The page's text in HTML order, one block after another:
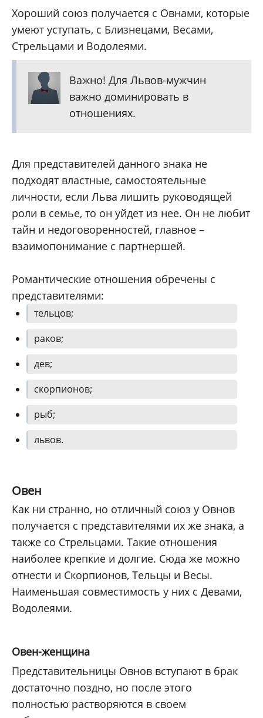
Хороший союз получается с Овнами, которые
умеют уступать, с Близнецами, Весами,
Стрельцами и Водолеями.
Важно! Для Львов-мужчин
важно доминировать в
отношениях.
Для представителей данного знака не
подходят властные, самостоятельные
личности, если Льва лишить руководящей
роли в семье, то он уйдет из нее. Он не любит
тайн и недоговоренностей, главное –
взаимопонимание с партнершей.
Романтические отношения обречены с
представителями:
тельцов;
раков;
дев;
скорпионов;
рыб;
львов.
Овен
Как ни странно, но отличный союз у Овнов
получается с представителями их же знака, а
также со Стрельцами. Такие отношения
наиболее крепкие и долгие. Сюда же можно
отнести и Скорпионов, Тельцы и Весы.
Наименьшая совместимость у них с Девами,
Водолеями.
Овен-женщина
Представительницы Овнов вступают в брак
достаточно поздно, но после этого
полностью растворяются в своем